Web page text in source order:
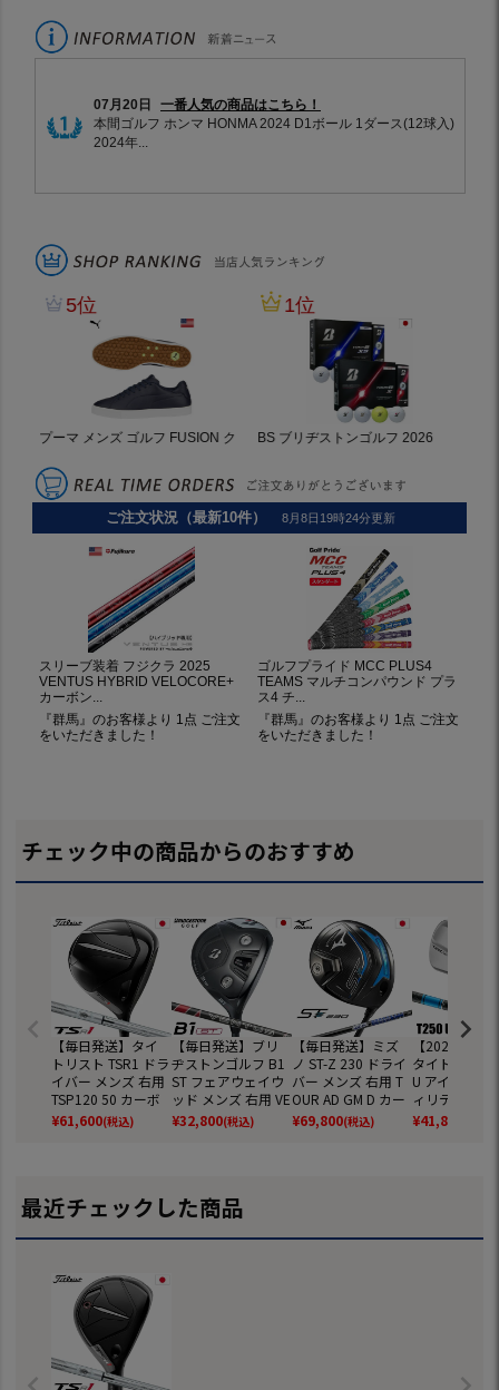
チェック中の商品からのおすすめ
【毎日発送】タイ
トリスト TSR1 ドラ
イバー メンズ 右用
TSP120 50 カーボ
ンシャフト 日本正
規品 2023年モデル
¥61,600(税込)
【毎日発送】ブリ
ヂストンゴルフ B1
ST フェアウェイウ
ッド メンズ 右用 VE
NTUS BS6 カーボン
シャフト 日本正規
¥32,800(税込)
【毎日発送】ミズ
ノ ST-Z 230 ドライ
バー メンズ 右用 T
OUR AD GM D カー
ボンシャフト 日本
正規品 2023年モデ
¥69,800(税込)
【2025/8/22
タイトリスト
U アイアン型
ィリティ メン
用 TENSEI 1K
HY カーボン
¥41,800
最近チェックした商品